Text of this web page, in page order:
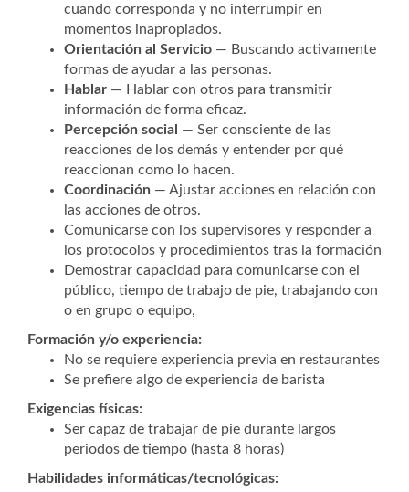
cuando corresponda y no interrumpir en
momentos inapropiados.
Orientación al Servicio — Buscando activamente
formas de ayudar a las personas.
Hablar — Hablar con otros para transmitir
información de forma eficaz.
Percepción social — Ser consciente de las
reacciones de los demás y entender por qué
reaccionan como lo hacen.
Coordinación — Ajustar acciones en relación con
las acciones de otros.
Comunicarse con los supervisores y responder a
los protocolos y procedimientos tras la formación
Demostrar capacidad para comunicarse con el
público, tiempo de trabajo de pie, trabajando con
o en grupo o equipo,
Formación y/o experiencia:
No se requiere experiencia previa en restaurantes
Se prefiere algo de experiencia de barista
Exigencias físicas:
Ser capaz de trabajar de pie durante largos
periodos de tiempo (hasta 8 horas)
Habilidades informáticas/tecnológicas: